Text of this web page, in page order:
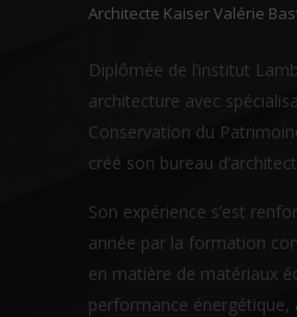
Architecte Kaiser Valérie
Diplômée de l’institut
architecture avec
Conservation du
créé son bureau
Son expérience s’est
année par la formation
en matière de matériaux
performance énergétique,